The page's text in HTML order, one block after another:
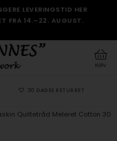
LEVERINGSTID HER
FRA 14.–22. AUGUST.
KURV
30 DAGES RETURRET
Quiltetråd Meleret Cotton 30